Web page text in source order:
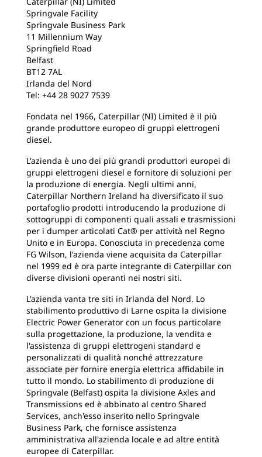
Springvale Facility
Springvale Business Park
11 Millennium Way
Springfield Road
Belfast
BT12 7AL
Irlanda del Nord
Tel: +44 28 9027 7539
Fondata nel 1966, Caterpillar (NI) Limited è il più
grande produttore europeo di gruppi elettrogeni
diesel.
L'azienda è uno dei più grandi produttori europei di
gruppi elettrogeni diesel e fornitore di soluzioni per
la produzione di energia. Negli ultimi anni,
Caterpillar Northern Ireland ha diversificato il suo
portafoglio prodotti introducendo la produzione di
sottogruppi di componenti quali assali e trasmissioni
per i dumper articolati Cat® per attività nel Regno
Unito e in Europa. Conosciuta in precedenza come
FG Wilson, l'azienda viene acquisita da Caterpillar
nel 1999 ed è ora parte integrante di Caterpillar con
diverse divisioni operanti nei nostri siti.
L'azienda vanta tre siti in Irlanda del Nord. Lo
stabilimento produttivo di Larne ospita la divisione
Electric Power Generator con un focus particolare
sulla progettazione, la produzione, la vendita e
l'assistenza di gruppi elettrogeni standard e
personalizzati di qualità nonché attrezzature
associate per fornire energia elettrica affidabile in
tutto il mondo. Lo stabilimento di produzione di
Springvale (Belfast) ospita la divisione Axles and
Transmissions ed è abbinato al centro Shared
Services, anch'esso inserito nello Springvale
Business Park, che fornisce assistenza
amministrativa all'azienda locale e ad altre entità
europee di Caterpillar.